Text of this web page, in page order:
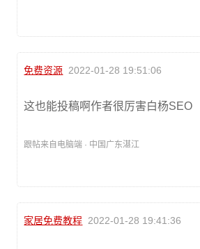
免费资源 2022-01-28 19:51:06
这也能投稿啊作者很厉害白杨SEO
跟帖来自电脑端 · 中国广东湛江
家居免费教程 2022-01-28 19:41:36